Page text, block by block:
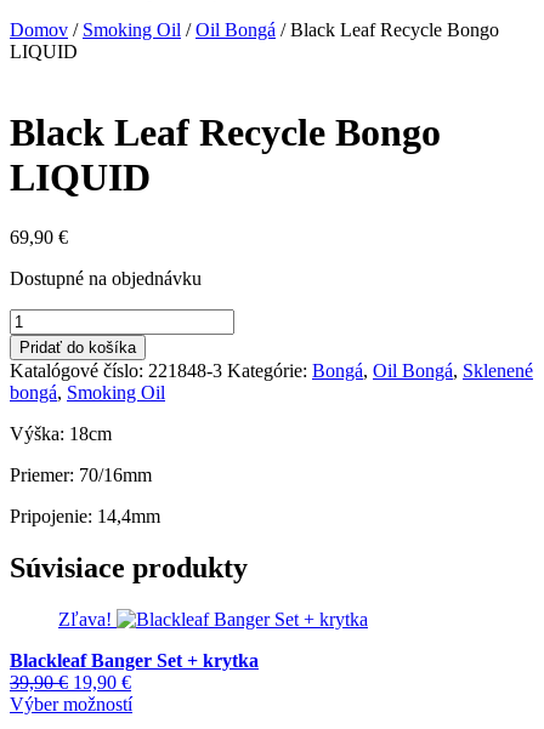
Domov / Smoking Oil /Oil Bongá / Black Leaf Recycle Bongo
LIQUID
Black Leaf Recycle Bongo
LIQUID
69,90 €
Dostupné na objednávku
množstvo
Black
Leaf
Recycle
Bongo
LIQUID
Pridať do košíka
Katalógové číslo: 221848-3 Kategórie: Bongá, Oil Bongá, Sklenené
bongá, Smoking Oil
Výška: 18cm
Priemer: 70/16mm
Pripojenie: 14,4mm
Súvisiace produkty
Zľava!
Blackleaf Banger Set + krytka
39,90€ Pôvodná
cena
19,90 €Aktuálna
cena
Výber možnostíTento